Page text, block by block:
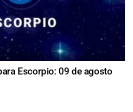
Escorpio: 09 de agosto